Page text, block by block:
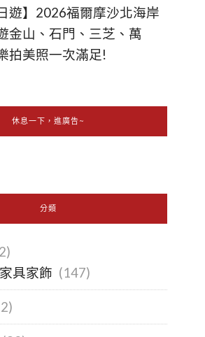
遊】2026福爾摩沙北海岸
金山、石門、三芝、萬
拍美照一次滿足!
休息一下，進廣告~
分類
具家飾 (147)